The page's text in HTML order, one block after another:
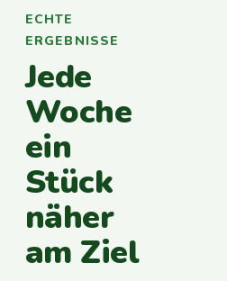
ECHTE
ERGEBNISSE
Jede
Woche
ein
Stück
näher
am Ziel